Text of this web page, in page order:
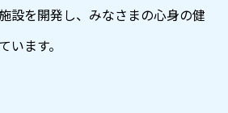
設を開発し、みなさまの心身の健
います。